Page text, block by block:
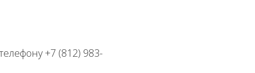
+7 (812) 983-